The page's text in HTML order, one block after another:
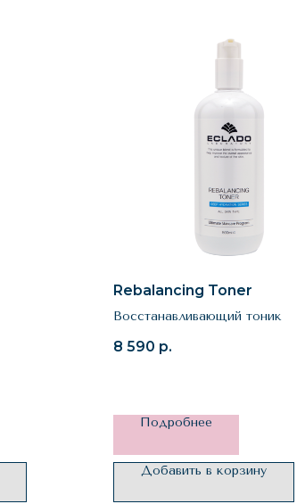
Rebalancing Toner
Восстанавливающий тоник
8 590 р.
Подробнее
Добавить в корзину